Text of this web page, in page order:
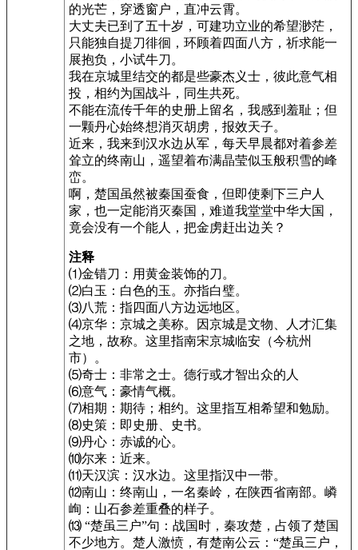
的光芒，穿透窗户，直冲云霄。
大丈夫已到了五十岁，可建功立业的希望渺茫，
只能独自提刀徘徊，环顾着四面八方，祈求能一
展抱负，小试牛刀。
我在京城里结交的都是些豪杰义士，彼此意气相
投，相约为国战斗，同生共死。
不能在流传千年的史册上留名，我感到羞耻；但
一颗丹心始终想消灭胡虏，报效天子。
近来，我来到汉水边从军，每天早晨都对着参差
耸立的终南山，遥望着布满晶莹似玉般积雪的峰
峦。
啊，楚国虽然被秦国蚕食，但即使剩下三户人
家，也一定能消灭秦国，难道我堂堂中华大国，
竟会没有一个能人，把金虏赶出边关？
注释
⑴金错刀：用黄金装饰的刀。
⑵白玉：白色的玉。亦指白璧。
⑶八荒：指四面八方边远地区。
⑷京华：京城之美称。因京城是文物、人才汇集
之地，故称。这里指南宋京城临安（今杭州
市）。
⑸奇士：非常之士。德行或才智出众的人
⑹意气：豪情气概。
⑺相期：期待；相约。这里指互相希望和勉励。
⑻史策：即史册、史书。
⑼丹心：赤诚的心。
⑽尔来：近来。
⑾天汉滨：汉水边。这里指汉中一带。
⑿南山：终南山，一名秦岭，在陕西省南部。嶙
峋：山石参差重叠的样子。
⒀ “楚虽三户”句：战国时，秦攻楚，占领了楚国
不少地方。楚人激愤，有楚南公云：“楚虽三户，